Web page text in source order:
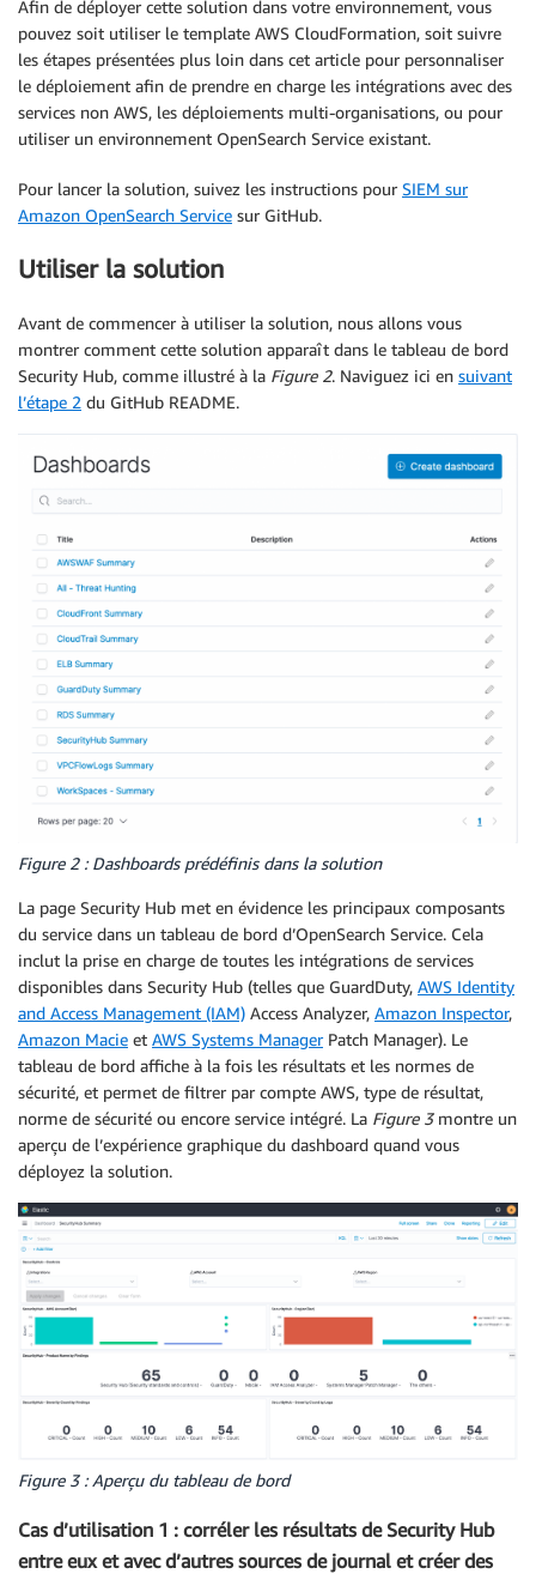
Afin de déployer cette solution dans votre environnement, vous
pouvez soit utiliser le template AWS CloudFormation, soit suivre
les étapes présentées plus loin dans cet article pour personnaliser
le déploiement afin de prendre en charge les intégrations avec des
services non AWS, les déploiements multi-organisations, ou pour
utiliser un environnement OpenSearch Service existant.
Pour lancer la solution, suivez les instructions pour SIEM sur
Amazon OpenSearch Service sur GitHub.
Utiliser la solution
Avant de commencer à utiliser la solution, nous allons vous
montrer comment cette solution apparaît dans le tableau de bord
Security Hub, comme illustré à la Figure 2. Naviguez ici en suivant
l’étape 2 du GitHub README.
Figure 2 : Dashboards prédéfinis dans la solution
La page Security Hub met en évidence les principaux composants
du service dans un tableau de bord d’OpenSearch Service. Cela
inclut la prise en charge de toutes les intégrations de services
disponibles dans Security Hub (telles que GuardDuty, AWS Identity
and Access Management (IAM) Access Analyzer, Amazon Inspector,
Amazon Macie et AWS Systems ManagerPatch Manager). Le
tableau de bord affiche à la fois les résultats et les normes de
sécurité, et permet de filtrer par compte AWS, type de résultat,
norme de sécurité ou encore service intégré. La Figure 3montre un
aperçu de l’expérience graphique du dashboard quand vous
déployez la solution.
Figure 3 : Aperçu du tableau de bord
Cas d’utilisation 1 : corréler les résultats de Security Hub
entre eux et avec d’autres sources de journal et créer des